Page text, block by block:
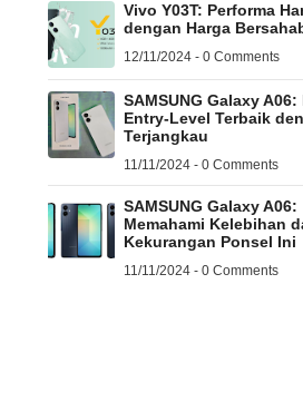
Vivo Y03T: Performa
dengan Harga
12/11/2024 - 0 Comments
SAMSUNG Galaxy A06:
Entry-Level Terbaik
Terjangkau
11/11/2024 - 0 Comments
SAMSUNG Galaxy A06:
Memahami Kelebihan
Kekurangan Ponsel Ini
11/11/2024 - 0 Comments